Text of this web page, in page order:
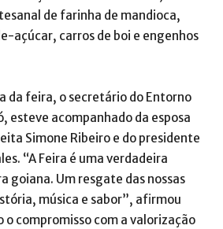
de farinha de mandioca,
açúcar, carros de boi e engenhos
da feira, o secretário do Entorno
esteve acompanhado da esposa
Simone Ribeiro e do presidente
“A Feira é uma verdadeira
goiana. Um resgate das nossas
música e sabor”, afirmou
compromisso com a valorização